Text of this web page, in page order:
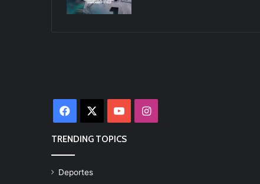
Facebook YouTubeInstagram
TRENDING TOPICS
Deportes